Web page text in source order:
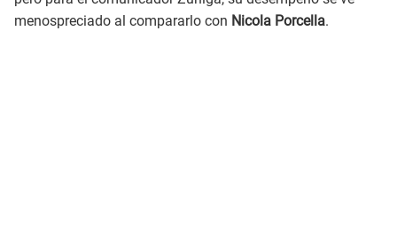
menospreciado al compararlo con Nicola Porcella.